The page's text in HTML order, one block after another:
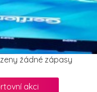
žádné zápasy
akci